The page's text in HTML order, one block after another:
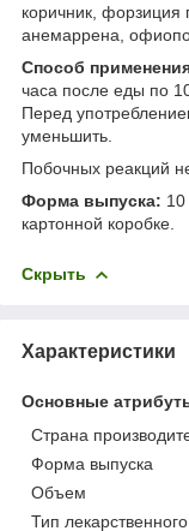
коричник, форзиция
анемаррена,
Способ
часа после еды по
Перед
уменьшить.
Побочных реакций
Форма выпуска:
картонной коробке.
Скрыть
Характеристики
Основные
Страна
Форма выпуска
Объем
Тип лекарственного